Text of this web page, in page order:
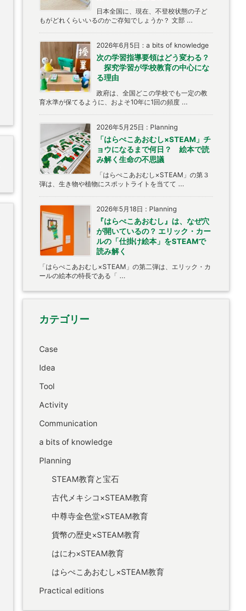
日本全国に、現在、不登校状態の子ど
もがどれくらいいるのかご存知でしょうか？ 文部 ...
2026年6月5日 : a bits of knowledge
次の学習指導要領はどう変わる？
探究学習が学校教育の中心にな
る理由
政府は、全国どこの学校でも一定の教
育水準が保てるように、およそ10年に1回の頻度 ...
2026年5月25日 : Planning
「はらぺこあおむし×STEAM」チ
ョウになるまで何日？ 絵本で読
み解く生命の不思議
「はらぺこあおむし×STEAM」の第３
弾は、生き物や植物にスポットライトを当てて ...
2026年5月18日 : Planning
『はらぺこあおむし』は、なぜ穴
が開いているの？ エリック・カー
ルの「仕掛け絵本」をSTEAMで
読み解く
「はらぺこあおむし×STEAM」の第二弾は、エリック・カ
ールの絵本の特長である「 ...
カテゴリー
Case
Idea
Tool
Activity
Communication
a bits of knowledge
Planning
STEAM教育と宝石
古代メキシコ×STEAM教育
中尊寺金色堂×STEAM教育
貨幣の歴史×STEAM教育
はにわ×STEAM教育
はらぺこあおむし×STEAM教育
Practical editions